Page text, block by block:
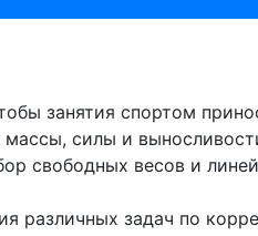
занятия спортом
силы и
свободных весов и
различных задач по